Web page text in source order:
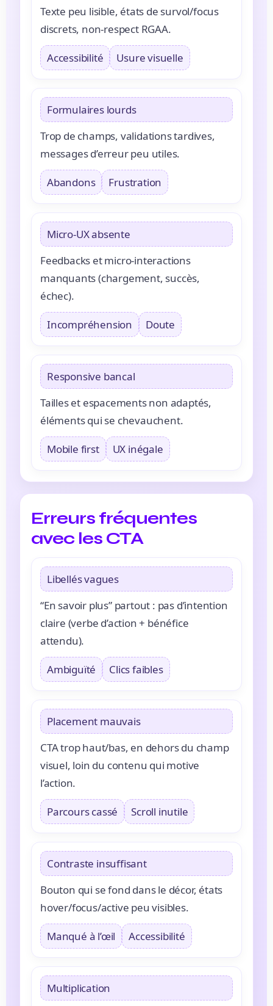
Texte peu lisible, états de survol/focus
discrets, non-respect RGAA.
Accessibilité Usure visuelle
Formulaires lourds
Trop de champs, validations tardives,
messages d’erreur peu utiles.
Abandons Frustration
Micro-UX absente
Feedbacks et micro-interactions
manquants (chargement, succès,
échec).
Incompréhension Doute
Responsive bancal
Tailles et espacements non adaptés,
éléments qui se chevauchent.
Mobile first UX inégale
Erreurs fréquentes
avec les CTA
Libellés vagues
“En savoir plus” partout : pas d’intention
claire (verbe d’action + bénéfice
attendu).
Ambiguïté Clics faibles
Placement mauvais
CTA trop haut/bas, en dehors du champ
visuel, loin du contenu qui motive
l’action.
Parcours cassé Scroll inutile
Contraste insuffisant
Bouton qui se fond dans le décor, états
hover/focus/active peu visibles.
Manqué à l’œil Accessibilité
Multiplication